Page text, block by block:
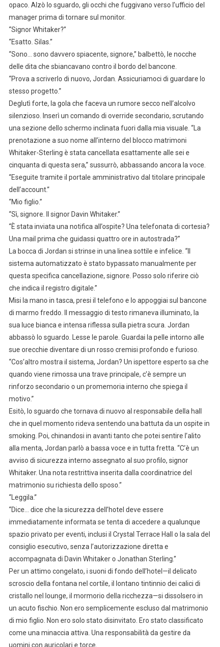
opaco. Alzò lo sguardo, gli occhi che fuggivano verso l’ufficio del
manager prima di tornare sul monitor.
“Signor Whitaker?”
“Esatto. Silas.”
“Sono… sono davvero spiacente, signore,” balbettò, le nocche
delle dita che sbiancavano contro il bordo del bancone.
“Prova a scriverlo di nuovo, Jordan. Assicuriamoci di guardare lo
stesso progetto.”
Deglutì forte, la gola che faceva un rumore secco nell’alcolvo
silenzioso. Inserì un comando di override secondario, scrutando
una sezione dello schermo inclinata fuori dalla mia visuale. “La
prenotazione a suo nome all’interno del blocco matrimoni
Whitaker-Sterling è stata cancellata esattamente alle sei e
cinquanta di questa sera,” sussurrò, abbassando ancora la voce.
“Eseguite tramite il portale amministrativo dal titolare principale
dell’account.”
“Mio figlio.”
“Sì, signore. Il signor Davin Whitaker.”
“È stata inviata una notifica all’ospite? Una telefonata di cortesia?
Una mail prima che guidassi quattro ore in autostrada?”
La bocca di Jordan si strinse in una linea sottile e infelice. “Il
sistema automatizzato è stato bypassato manualmente per
questa specifica cancellazione, signore. Posso solo riferire ciò
che indica il registro digitale.”
Misi la mano in tasca, presi il telefono e lo appoggiai sul bancone
di marmo freddo. Il messaggio di testo rimaneva illuminato, la
sua luce bianca e intensa riflessa sulla pietra scura. Jordan
abbassò lo sguardo. Lesse le parole. Guardai la pelle intorno alle
sue orecchie diventare di un rosso cremisi profondo e furioso.
“Cos’altro mostra il sistema, Jordan? Un ispettore esperto sa che
quando viene rimossa una trave principale, c’è sempre un
rinforzo secondario o un promemoria interno che spiega il
motivo.”
Esitò, lo sguardo che tornava di nuovo al responsabile della hall
che in quel momento rideva sentendo una battuta da un ospite in
smoking. Poi, chinandosi in avanti tanto che potei sentire l’alito
alla menta, Jordan parlò a bassa voce e in tutta fretta. “C’è un
avviso di sicurezza interno assegnato al suo profilo, signor
Whitaker. Una nota restrittiva inserita dalla coordinatrice del
matrimonio su richiesta dello sposo.”
“Leggila.”
“Dice… dice che la sicurezza dell’hotel deve essere
immediatamente informata se tenta di accedere a qualunque
spazio privato per eventi, inclusi il Crystal Terrace Hall o la sala del
consiglio esecutivo, senza l’autorizzazione diretta e
accompagnata di Davin Whitaker o Jonathan Sterling.”
Per un attimo congelato, i suoni di fondo dell’hotel—il delicato
scroscio della fontana nel cortile, il lontano tintinnio dei calici di
cristallo nel lounge, il mormorio della ricchezza—si dissolsero in
un acuto fischio. Non ero semplicemente escluso dal matrimonio
di mio figlio. Non ero solo stato disinvitato. Ero stato classificato
come una minaccia attiva. Una responsabilità da gestire da
uomini con auricolari e torce.